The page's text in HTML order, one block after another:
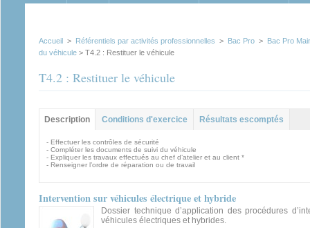
Accueil > Référentiels par activités professionnelles > Bac Pro > Bac Pro
du véhicule > T4.2 : Restituer le véhicule
T4.2 : Restituer le véhicule
Groupe principal
Description
Conditions d'exercice Résultats escomptés
- Effectuer les contrôles de sécurité
- Compléter les documents de suivi du véhicule
- Expliquer les travaux effectués au chef d’atelier et au client *
- Renseigner l’ordre de réparation ou de travail
Intervention sur véhicules électrique et hybride
Dossier technique d’application des procédures
véhicules électriques et hybrides.